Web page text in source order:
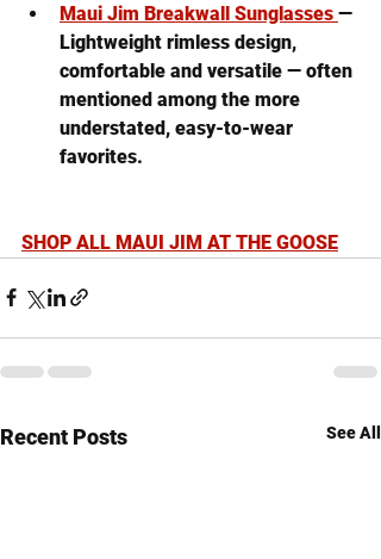
Maui Jim Breakwall Sunglasses —
Lightweight rimless design,
comfortable and versatile — often
mentioned among the more
understated, easy-to-wear
favorites.
SHOP ALL MAUI JIM AT THE GOOSE
Recent Posts See All